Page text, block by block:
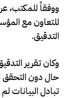
ووفقاً للمكتب،
للتعاون مع
التدقيق.
حال دون التحقق
تبادل البيانات